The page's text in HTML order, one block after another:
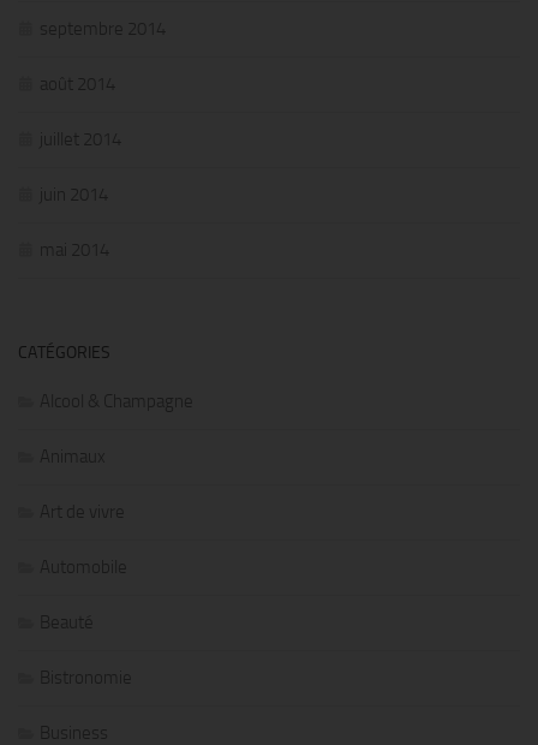
septembre 2014
août 2014
juillet 2014
juin 2014
mai 2014
CATÉGORIES
Alcool & Champagne
Animaux
Art de vivre
Automobile
Beauté
Bistronomie
Business